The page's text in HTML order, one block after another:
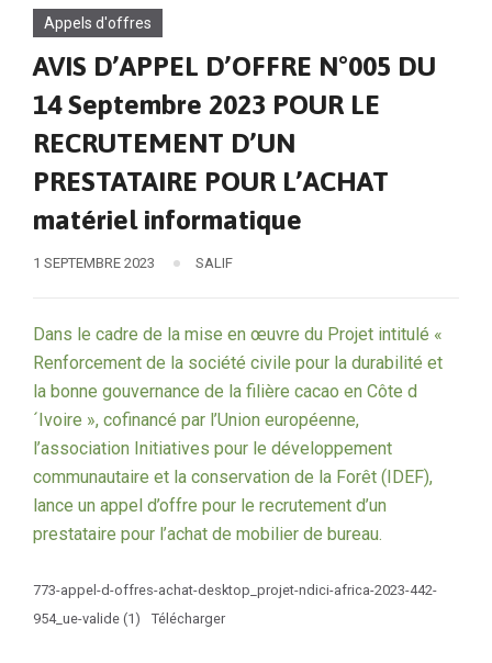
Appels d'offres
AVIS D’APPEL D’OFFRE N°005 DU
14 Septembre 2023 POUR LE
RECRUTEMENT D’UN
PRESTATAIRE POUR L’ACHAT
matériel informatique
1 SEPTEMBRE 2023 SALIF
Dans le cadre de la mise en œuvre du Projet intitulé «
Renforcement de la société civile pour la durabilité et
la bonne gouvernance de la filière cacao en Côte d
´Ivoire », cofinancé par l’Union européenne,
l’association Initiatives pour le développement
communautaire et la conservation de la Forêt (IDEF),
lance un appel d’offre pour le recrutement d’un
prestataire pour l’achat de mobilier de bureau.
773-appel-d-offres-achat-desktop_projet-ndici-africa-2023-442-
954_ue-valide (1)
Télécharger